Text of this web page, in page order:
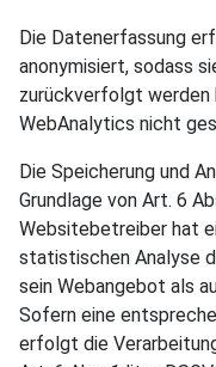
Die Datenerfassung
anonymisiert, sodass
zurückverfolgt werden
WebAnalytics nicht
Die Speicherung und
Grundlage von Art. 6
Websitebetreiber hat
statistischen Analyse
sein Webangebot als
Sofern eine
erfolgt die